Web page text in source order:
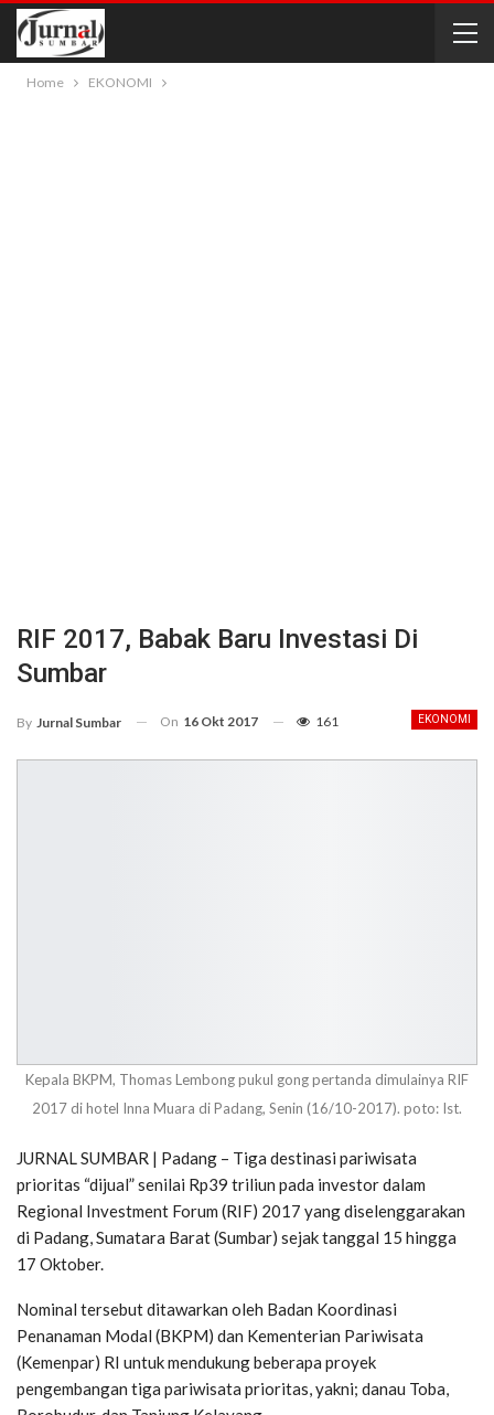
Home EKONOMI
RIF 2017, Babak Baru Investasi Di
Sumbar
EKONOMI
By Jurnal Sumbar On 16 Okt 2017 161
Kepala BKPM, Thomas Lembong pukul gong pertanda dimulainya RIF
2017 di hotel Inna Muara di Padang, Senin (16/10-2017). poto: Ist.
JURNAL SUMBAR | Padang – Tiga destinasi pariwisata
prioritas “dijual” senilai Rp39 triliun pada investor dalam
Regional Investment Forum (RIF) 2017 yang diselenggarakan
di Padang, Sumatara Barat (Sumbar) sejak tanggal 15 hingga
17 Oktober.
Nominal tersebut ditawarkan oleh Badan Koordinasi
Penanaman Modal (BKPM) dan Kementerian Pariwisata
(Kemenpar) RI untuk mendukung beberapa proyek
pengembangan tiga pariwisata prioritas, yakni; danau Toba,